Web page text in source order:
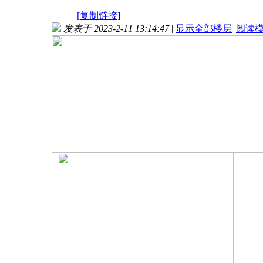
[复制链接]
发表于 2023-2-11 13:14:47 | 显示全部楼层 |阅读